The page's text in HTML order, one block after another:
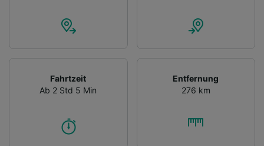
Fahrtzeit
Ab 2 Std 5 Min
Entfernung
276 km